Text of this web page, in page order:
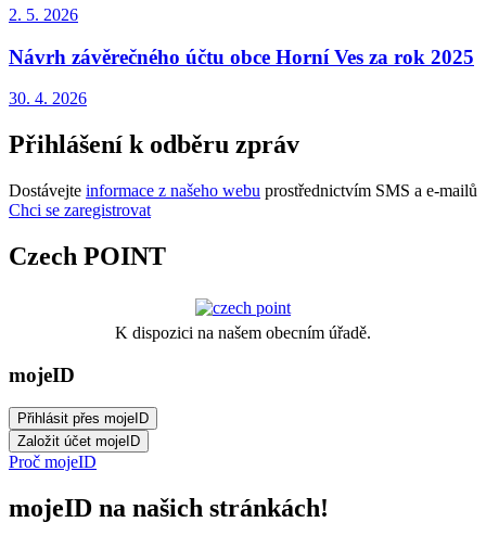
2. 5. 2026
Návrh závěrečného účtu obce Horní Ves za rok 2025
30. 4. 2026
Přihlášení k odběru zpráv
Dostávejte informace z našeho webu prostřednictvím SMS a e-mailů
Chci se zaregistrovat
Czech POINT
K dispozici na našem obecním úřadě.
mojeID
Proč mojeID
mojeID na našich stránkách!